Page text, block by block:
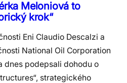
Meloniová to
krok“
Eni Claudio Descalzi a
National Oil Corporation
dnes podepsali dohodu o
strategického